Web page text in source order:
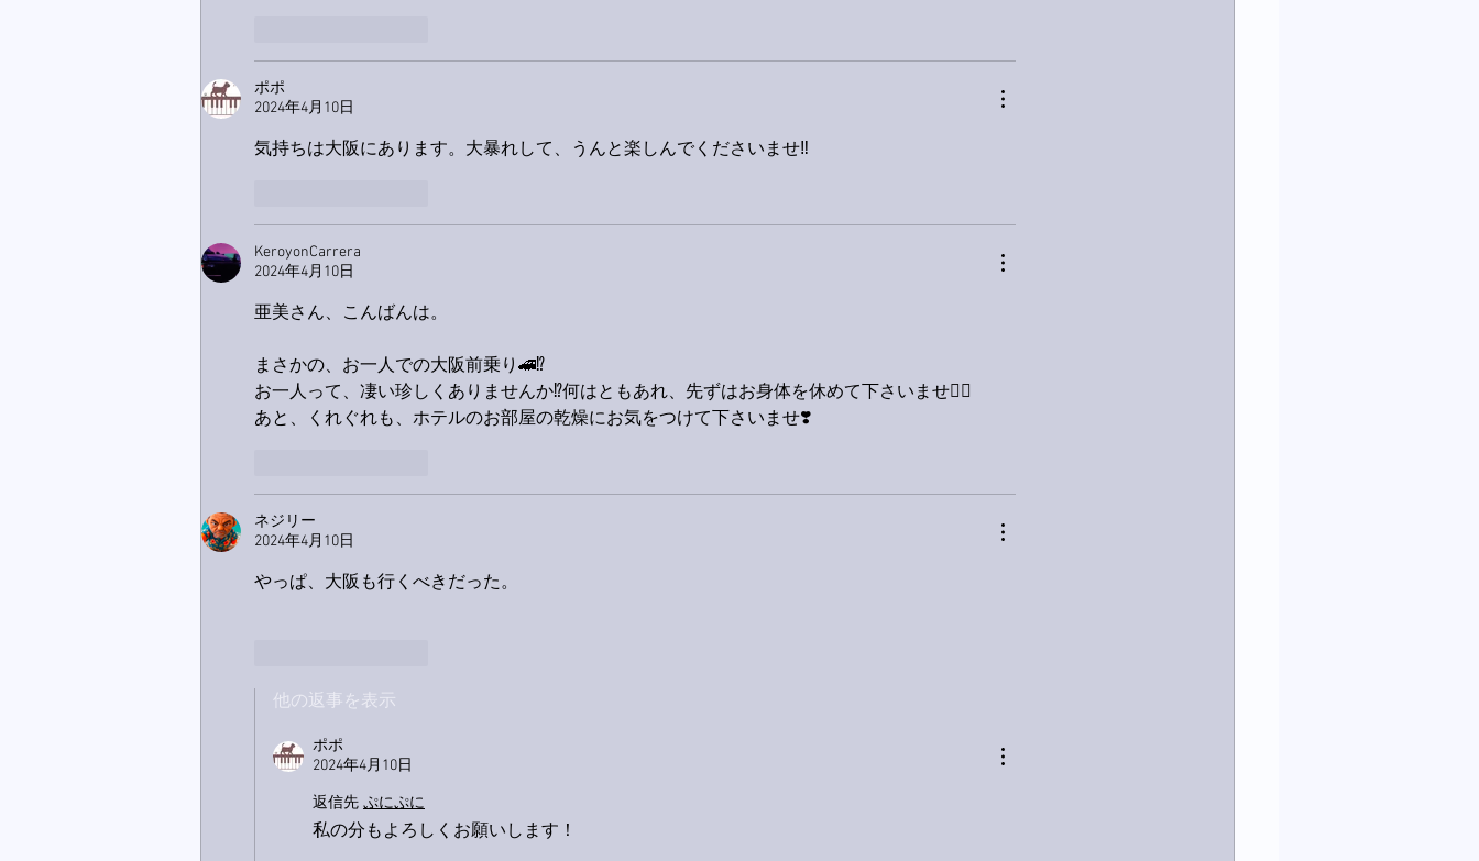
ポポ
2024年4月10日
気持ちは大阪にあります。大暴れして、うんと楽しんでくださいませ‼️
KeroyonCarrera
2024年4月10日
亜美さん、こんばんは。
まさかの、お一人での大阪前乗り🚄⁉️
お一人って、凄い珍しくありませんか⁉️何はともあれ、先ずはお身体を休めて下さいませ🙋‍♂️
あと、くれぐれも、ホテルのお部屋の乾燥にお気をつけて下さいませ❣️
ネジリー
2024年4月10日
やっぱ、大阪も行くべきだった。
他の返事を表示
ポポ
2024年4月10日
返信先 ぷにぷに
私の分もよろしくお願いします！